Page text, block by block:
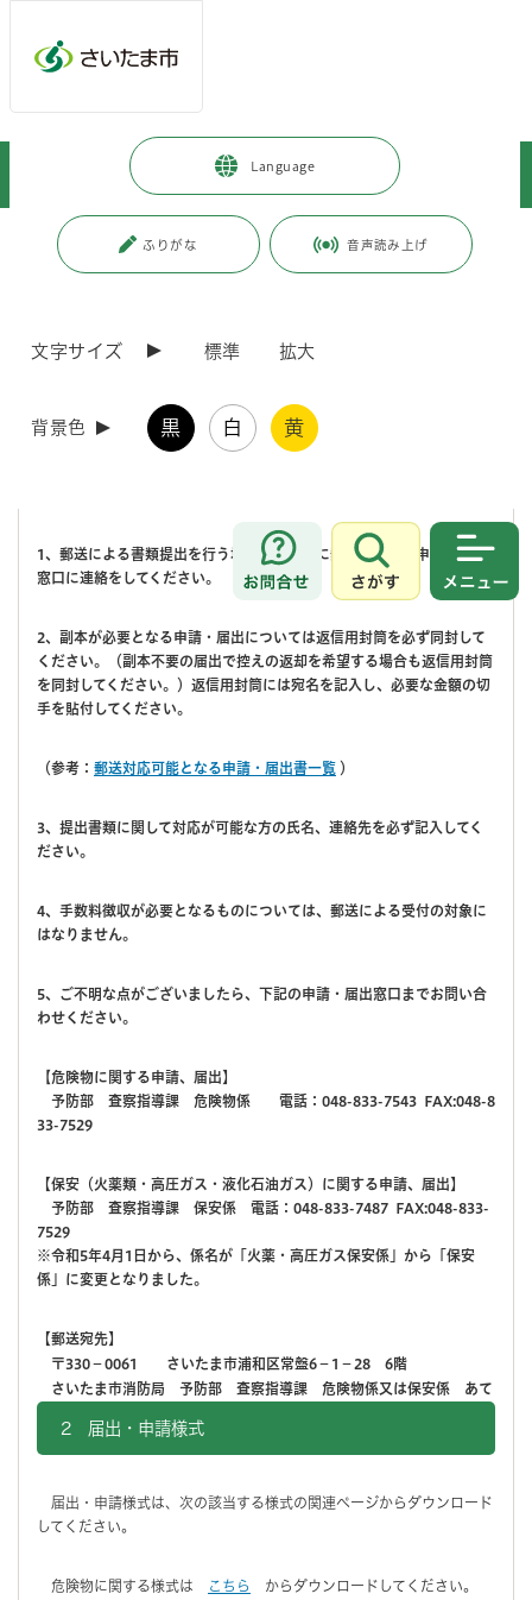
Language
ふりがな 音声読み上げ
文字サイズ 標準 拡大
背景色 黒 白 黄
お問合せ
さがす
事業者向けの情報 > 消防 >
>
危険物及び保安に関する届出書類の郵送による受付について
更新日付：2023年4月1日 / ページ番号：C071699
請、届出について、郵送による受付を行っております。
1、郵送による書類提出を行う場合は、事前に郵送する旨を申請・届出
窓口に連絡をしてください。
2、副本が必要となる申請・届出については返信用封筒を必ず同封して
ください。（副本不要の届出で控えの返却を希望する場合も返信用封筒
を同封してください。）返信用封筒には宛名を記入し、必要な金額の切
手を貼付してください。
（参考： 郵送対応可能となる申請・届出書一覧 ）
3、提出書類に関して対応が可能な方の氏名、連絡先を必ず記入してく
ださい。
4、手数料徴収が必要となるものについては、郵送による受付の対象に
はなりません。
5、ご不明な点がございましたら、下記の申請・届出窓口までお問い合
わせください。
【危険物に関する申請、届出】
予防部 査察指導課 危険物係 電話：048-833-7543 FAX:048-8
33-7529
【保安（火薬類・高圧ガス・液化石油ガス）に関する申請、届出】
予防部 査察指導課 保安係 電話：048-833-7487 FAX:048-833-
7529
※令和5年4月1日から、係名が「火薬・高圧ガス保安係」から「保安
係」に変更となりました。
【郵送宛先】
〒330－0061 さいたま市浦和区常盤6－1－28 6階
さいたま市消防局 予防部 査察指導課 危険物係又は保安係 あて
2 届出・申請様式
届出・申請様式は、次の該当する様式の関連ページからダウンロード
してください。
危険物に関する様式は こちら
からダウンロードしてください。